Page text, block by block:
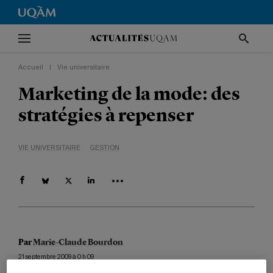
Accueil Vie universitaire
Marketing de la mode: des
stratégies à repenser
VIE UNIVERSITAIRE GESTION
ParMarie-Claude Bourdon
21 septembre 2009 à 0 h 09